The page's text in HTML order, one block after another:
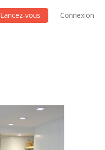
Lancez-vous Connexion